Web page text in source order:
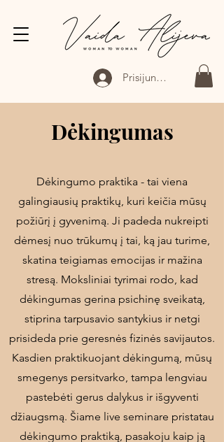
Prisijungti
Dėkingumas
Dėkingumo praktika - tai viena
galingiausių praktikų, kuri keičia mūsų
požiūrį į gyvenimą. Ji padeda nukreipti
dėmesį nuo trūkumų į tai, ką jau turime,
skatina teigiamas emocijas ir mažina
stresą. Moksliniai tyrimai rodo, kad
dėkingumas gerina psichinę sveikatą,
stiprina tarpusavio santykius ir netgi
prisideda prie geresnės fizinės savijautos.
Kasdien praktikuojant dėkingumą, mūsų
smegenys persitvarko, tampa lengviau
pastebėti gerus dalykus ir išgyventi
džiaugsmą. Šiame live seminare pristatau
dėkingumo praktiką, pasakoju kaip ją